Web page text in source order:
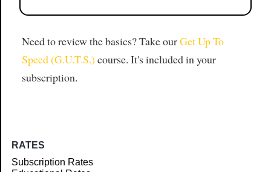
Need to review the basics? Take ourGet Up To
Speed (G.U.T.S.) course. It's included in your
subscription.
RATES
Subscription Rates